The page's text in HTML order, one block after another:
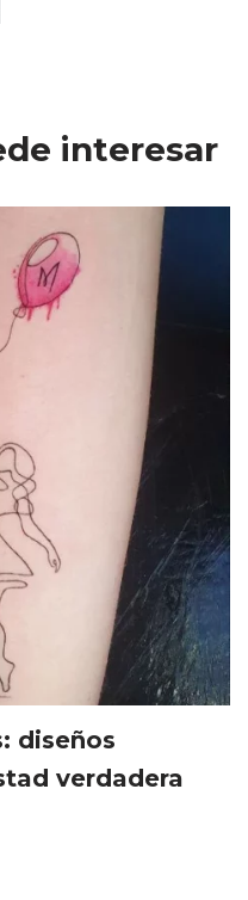
interesar
diseños
verdadera